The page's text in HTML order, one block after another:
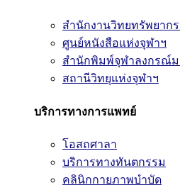
สำนักงานวิทยทรัพยาก
ศูนย์หนังสือแห่งจุฬาฯ
สำนักพิมพ์จุฬาลงกรณ์ม
สถานีวิทยุแห่งจุฬาฯ
บริการทางการแพทย์
โอสถศาลา
บริการทางทันตกรรม
คลินิกกายภาพบำบัด